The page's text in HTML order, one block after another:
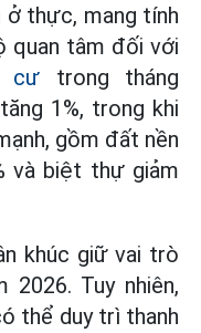
ở thực, mang tính
quan tâm đối với
cư trong tháng
1%, trong khi
gồm đất nền
và biệt thự giảm
khúc giữ vai trò
2026. Tuy nhiên,
thể duy trì thanh